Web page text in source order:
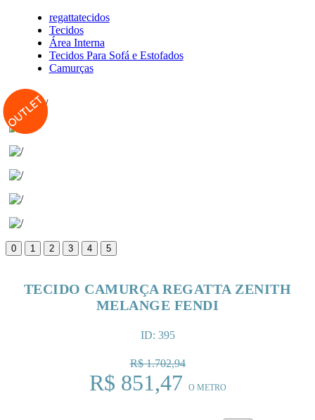
regattatecidos
Tecidos
Área Interna
Tecidos Para Sofá e Estofados
Camurças
0 1 2 3 4 5
TECIDO CAMURÇA REGATTA ZENITH
MELANGE FENDI
ID: 395
R$ 851,47 O METRO
R$ 1.702,94